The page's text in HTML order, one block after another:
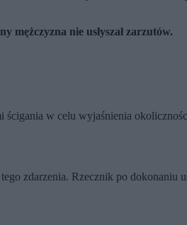
mężczyzna nie usłyszał zarzutów.
ścigania w celu wyjaśnienia
zdarzenia. Rzecznik po dokonaniu